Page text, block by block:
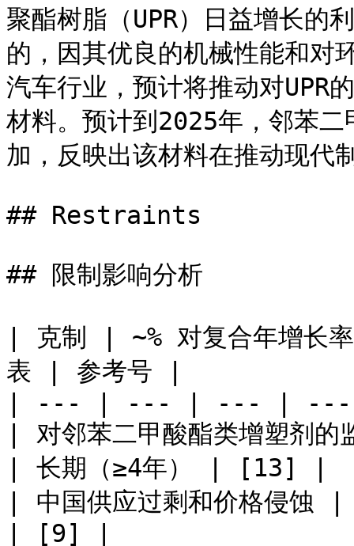
聚酯树脂（UPR）日益增长的
的，因其优良的机械性能和对
汽车行业，预计将推动对UPR
材料。预计到2025年，邻苯二
加，反映出该材料在推动现代
## Restraints
## 限制影响分析
| 克制 | ~% 对复合年增长
表 | 参考号 |
| --- | --- | --- |
| 对邻苯二甲酸酯类增塑剂
| 长期（≥4年） | [13] |
| 中国供应过剩和价格侵
| [9] |